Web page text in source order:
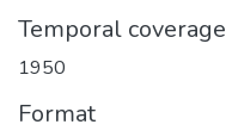
Temporal coverage
1950
Format